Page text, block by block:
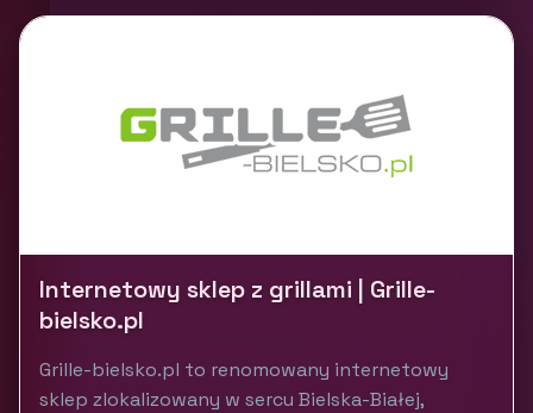
Internetowy sklep z grillami | Grille-
bielsko.pl
Grille-bielsko.pl to renomowany internetowy
sklep zlokalizowany w sercu Bielska-Białej,